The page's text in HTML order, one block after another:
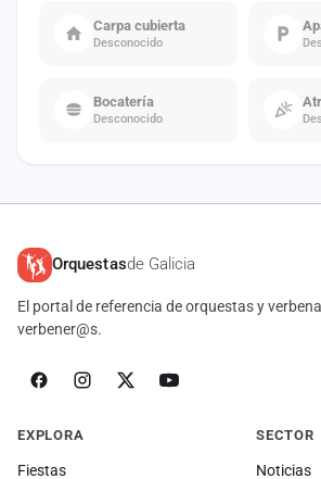
Carpa cubierta
Desconocido
Bocatería
Desconocido
Orquestasde Galicia
El portal de referencia de orquestas y
verbener@s.
EXPLORA
Fiestas
SECTOR
Noticias